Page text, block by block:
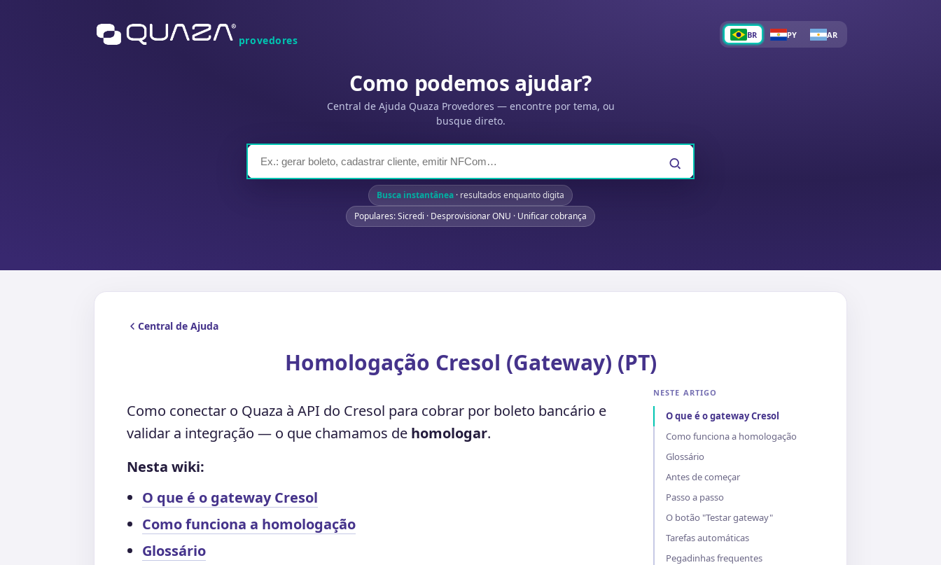
provedores BR PY AR
Como podemos ajudar?
Central de Ajuda Quaza Provedores — encontre por tema, ou
busque direto.
Busca instantânea · resultados enquanto digita
Populares: Sicredi · Desprovisionar ONU · Unificar cobrança
Central de Ajuda
Homologação Cresol (Gateway) (PT)
Como conectar o Quaza à API do Cresol para cobrar por boleto bancário e
validar a integração — o que chamamos de homologar.
Nesta wiki:
O que é o gateway Cresol
Como funciona a homologação
Glossário
NESTE ARTIGO
O que é o gateway Cresol
Como funciona a homologação
Glossário
Antes de começar
Passo a passo
O botão "Testar gateway"
Tarefas automáticas
Pegadinhas frequentes